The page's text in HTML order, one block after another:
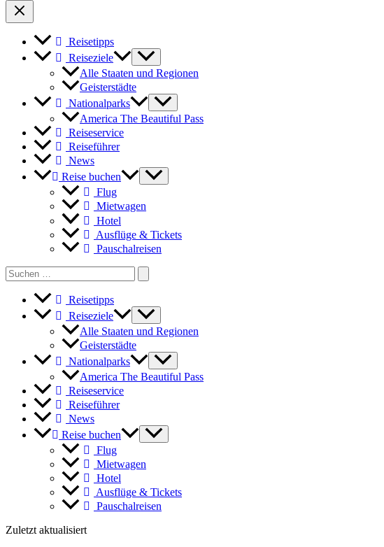
wieder:
Pennsylvania
Vorweihnachtszeit
Reisetipps
Reiseziele
Alle Staaten und Regionen
Geisterstädte
Nationalparks
America The Beautiful Pass
Reiseservice
Reiseführer
News
Reise buchen
Flug
Mietwagen
Hotel
Ausflüge & Tickets
Pauschalreisen
Search
for:
Reisetipps
Reiseziele
Alle Staaten und Regionen
Geisterstädte
Nationalparks
America The Beautiful Pass
Reiseservice
Reiseführer
News
Reise buchen
Flug
Mietwagen
Hotel
Ausflüge & Tickets
Pauschalreisen
Zuletzt aktualisiert